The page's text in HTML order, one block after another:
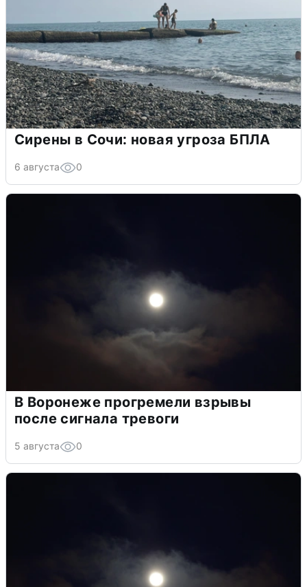
Сирены в Сочи: новая угроза БПЛА
6 августа 0
В Воронеже прогремели взрывы
после сигнала тревоги
5 августа 0